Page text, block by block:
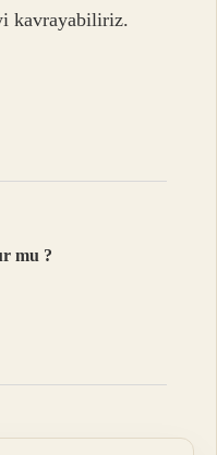
kavrayabiliriz.
mu ?